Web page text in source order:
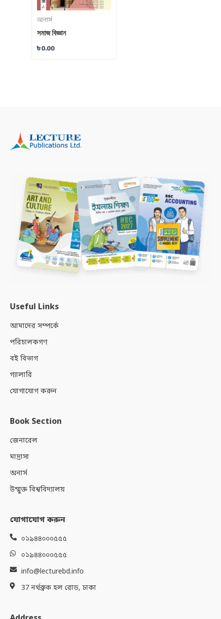
অনার্স
সমাজ বিজ্ঞান
৳0.00
Useful Links
আমাদের সম্পর্কে
পরিচালকগণ
বই বিভাগ
গ্যালারি
যোগাযোগ করুন
Book Section
জেনারেল
মাদ্রাসা
অনার্স
উম্মুক্ত বিশ্ববিদ্যালয়
যোগাযোগ করুন
০১৯৪৪০০০৫৫৫
০১৯৪৪০০০৫৫৫
info@lecturebd.info
37 নর্থব্রুক হল রোড, ঢাকা